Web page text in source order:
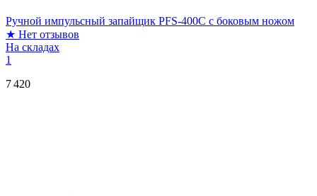
Ручной импульсный запайщик PFS-400С с боковым ножом
★ Нет отзывов
На складах
1
7 420